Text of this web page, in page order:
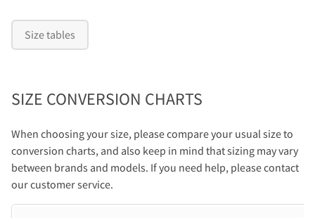
Size tables
SIZE CONVERSION CHARTS
When choosing your size, please compare your usual size to
conversion charts, and also keep in mind that sizing may vary
between brands and models. If you need help, please contact
our customer service.